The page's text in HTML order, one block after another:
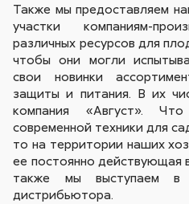
Также мы предоставляем
участки компаниям-
различных ресурсов для
чтобы они могли
свои новинки
защиты и питания. В их
компания «Август». Что
современной техники для
то на территории наших
ее постоянно действующая
также мы выступаем
дистрибьютора.